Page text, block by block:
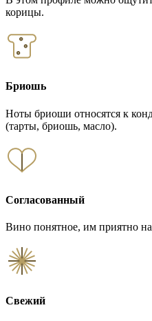
корицы.
Бриошь
Ноты бриоши относятся к
(тарты, бриошь, масло).
Согласованный
Вино понятное, им приятно
Свежий